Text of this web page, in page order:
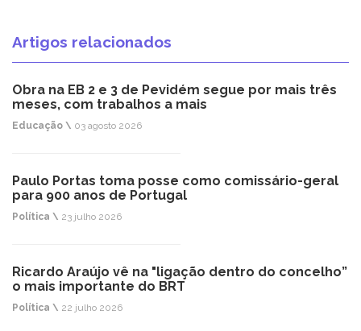
Artigos relacionados
Obra na EB 2 e 3 de Pevidém segue por mais três
meses, com trabalhos a mais
Educação \ 03 agosto 2026
Paulo Portas toma posse como comissário-geral
para 900 anos de Portugal
Política \ 23 julho 2026
Ricardo Araújo vê na "ligação dentro do concelho”
o mais importante do BRT
Política \ 22 julho 2026